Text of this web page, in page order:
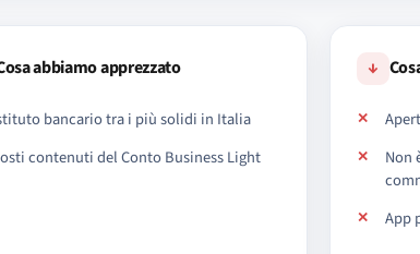
abbiamo apprezzato
bancario tra i più solidi in Italia
contenuti del Conto Business Light
↓
Non
App